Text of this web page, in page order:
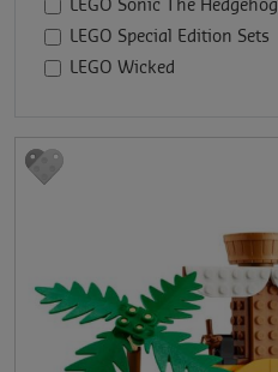
LEGO Sonic The Hedgehog
LEGO Special Edition Sets
LEGO Wicked